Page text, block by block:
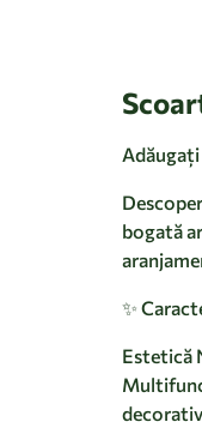
bogată
✨
Estetică